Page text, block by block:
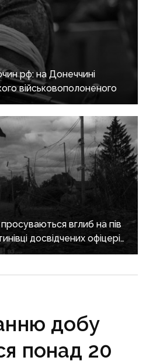
рф: на Донеччині
військовополоненого
вглиб на пів
досвідчених офіцерів
позицій
добу
понад 20